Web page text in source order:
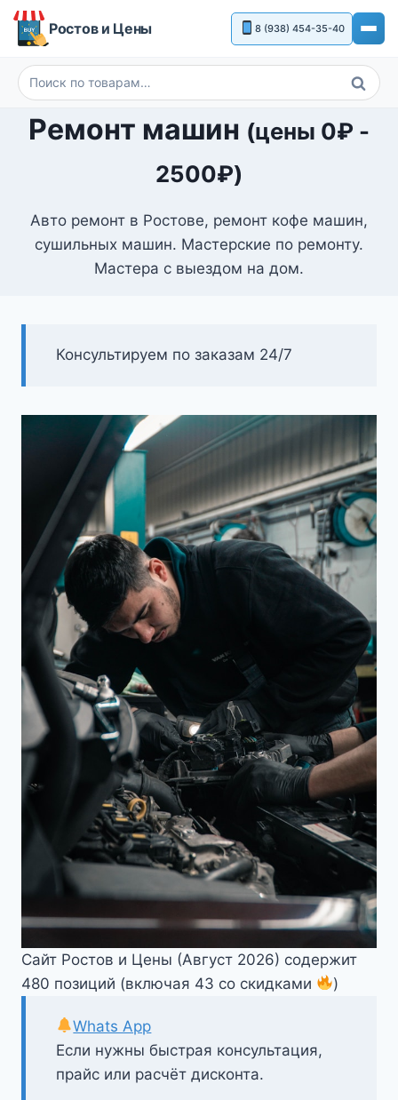
Перейти
Ростов и Цены 8 (938) 454-35-40
Искать:
Поиск
Ремонт машин (цены 0₽ -
2500₽)
Авто ремонт в Ростове, ремонт кофе машин,
сушильных машин. Мастерские по ремонту.
Мастера с выездом на дом.
Консультируем по заказам 24/7
Сайт Ростов и Цены (Август 2026) содержит
480 позиций (включая 43 со скидками
)
Если нужны быстрая консультация,
прайс или расчёт дисконта.
Whats App